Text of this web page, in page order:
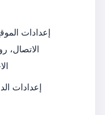
إعدادات
الاتصال،
إعدادات